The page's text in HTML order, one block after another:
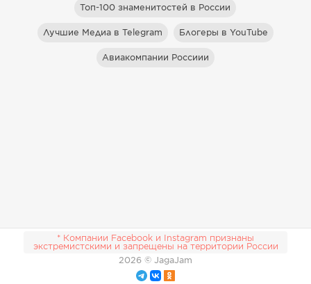
Топ-100 знаменитостей в России
Лучшие Медиа в Telegram Блогеры в YouTube
Авиакомпании Россиии
* Компании Facebook и Instagram признаны
экстремистскими и запрещены на территории России
2026 © JagaJam